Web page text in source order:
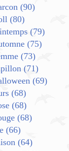
(90)
(80)
(79)
(75)
(73)
(71)
(69)
(68)
(68)
(68)
(66)
(64)